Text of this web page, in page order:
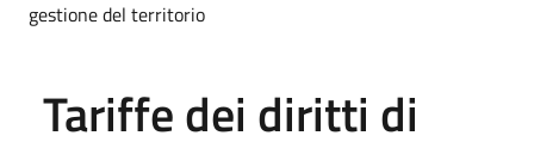
gestione del territorio
Tariffe dei diritti di